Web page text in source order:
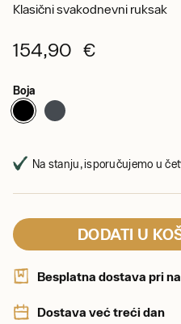
Klasični svakodnevni ruksak
154,90 €
Boja
Na stanju, isporučujemo u
DODATI U
Besplatna dostava pri
Dostava već treći dan